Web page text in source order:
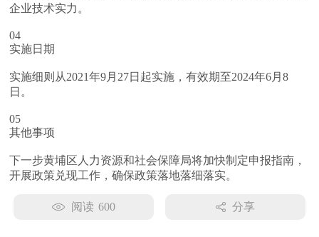
企业技术实力。
04
实施日期
实施细则从2021年9月27日起实施，有效期至2024年6月8
日。
05
其他事项
下一步黄埔区人力资源和社会保障局将加快制定申报指南，
开展政策兑现工作，确保政策落地落细落实。
阅读 600 分享